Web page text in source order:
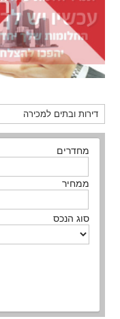
מחדרים
ממחיר
סוג הנכס